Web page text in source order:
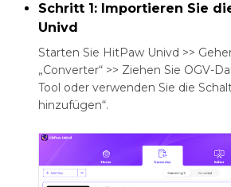
Schritt 1: Importieren Sie
Univd
Starten Sie HitPaw Univd >>
„Converter“ >> Ziehen Sie OGV-
Tool oder verwenden Sie die
hinzufügen“.